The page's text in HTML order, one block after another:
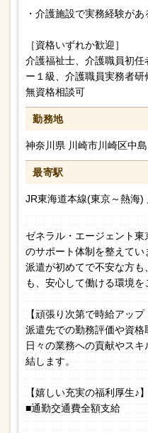
・介護施設で実務経験があ
［資格いずれか歓迎］
介護福祉士、介護職員初
ー１級、介護職員実務者研
無資格相談可
勤務地
神奈川県 川崎市川崎区中島
最寄駅
JR東海道本線(東京～熱海)
ゼネラル・エージェント
のサポート体制を整えてい
派遣が初めてで不安な方
も、安心して働ける環境を
【頑張り次第で時給アップ
派遣先での勤務評価や資格
日々の業務への貢献やス
結します。
【嬉しい充実の福利厚生♪】
■通勤交通費全額支給